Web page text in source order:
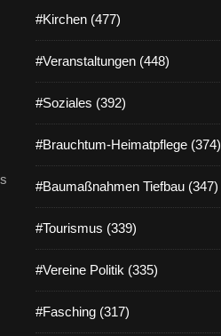
#Kirchen (477)
#Veranstaltungen (448)
#Soziales (392)
#Brauchtum-Heimatpflege (374)
#Baumaßnahmen Tiefbau (347)
#Tourismus (339)
#Vereine Politik (335)
#Fasching (317)